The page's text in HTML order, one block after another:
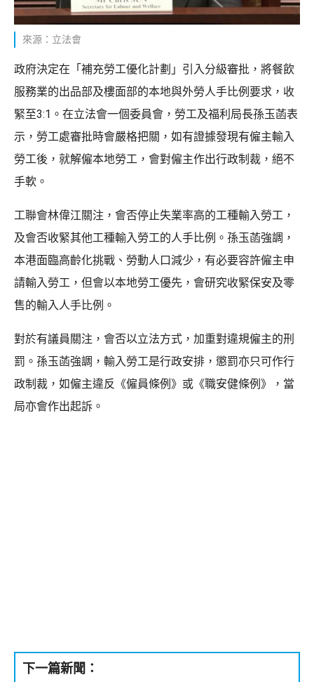
來源：立法會
政府決定在「補充勞工優化計劃」引入分級審批，將餐飲
服務業的出品部及樓面部的本地與外勞人手比例要求，收
緊至3:1。在立法會一個委員會，勞工及福利局長孫玉菡表
示，勞工處審批時會嚴格把關，如有證據發現有僱主輸入
勞工後，就解僱本地勞工，會對僱主作出行政制裁，絕不
手軟。
工聯會林偉江關注，會否停止失業率高的工種輸入勞工，
及會否收緊其他工種輸入勞工的人手比例。孫玉菡強調，
本港面臨高齡化挑戰、勞動人口減少，有必要容許僱主申
請輸入勞工，但會以本地勞工優先，會研究收緊保安及零
售的輸入人手比例。
對於有議員關注，會否以立法方式，加重對違規僱主的刑
罰。孫玉菡強調，輸入勞工是行政安排，懲罰亦只可作行
政制裁，如僱主違反《僱員條例》或《職安健條例》，當
局亦會作出起訴。
下一篇新聞：